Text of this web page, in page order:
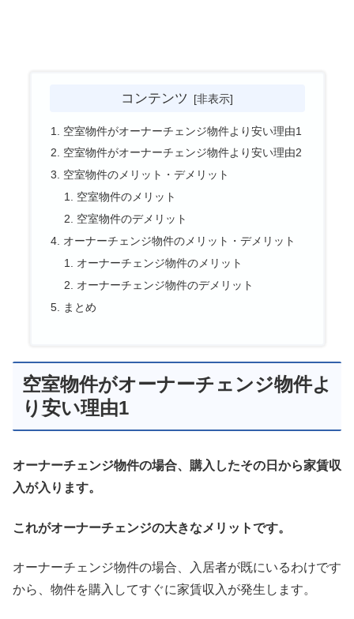
コンテンツ
空室物件がオーナーチェンジ物件より安い理由1
空室物件がオーナーチェンジ物件より安い理由2
空室物件のメリット・デメリット
空室物件のメリット
空室物件のデメリット
オーナーチェンジ物件のメリット・デメリット
オーナーチェンジ物件のメリット
オーナーチェンジ物件のデメリット
まとめ
空室物件がオーナーチェンジ物件よ
り安い理由1
オーナーチェンジ物件の場合、購入したその日から家賃収
入が入ります。
これがオーナーチェンジの大きなメリットです。
オーナーチェンジ物件の場合、入居者が既にいるわけです
から、物件を購入してすぐに家賃収入が発生します。